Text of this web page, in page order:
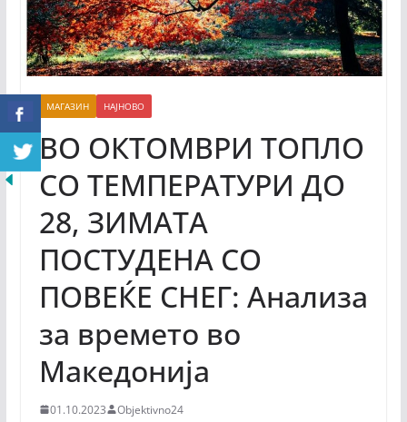
МАГАЗИН НАЈНОВО
ВО ОКТОМВРИ ТОПЛО
СО ТЕМПЕРАТУРИ ДО
28, ЗИМАТА
ПОСТУДЕНА СО
ПОВЕЌЕ СНЕГ: Анализа
за времето во
Македонија
01.10.2023 Objektivno24